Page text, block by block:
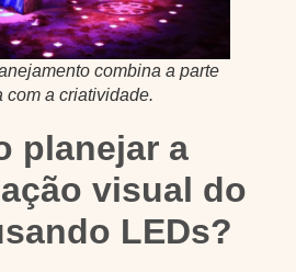
combina a parte
com a criatividade.
planejar a
visual do
LEDs?